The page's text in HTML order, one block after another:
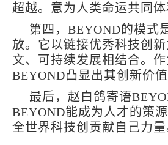
超越。意为人类命运共同体
第四，BEYOND的模式
放。它以链接优秀科技创
文、可持续发展相结合。作
BEYOND凸显出其创新价值
最后，赵白鸽寄语
BEYOND能成为人才的策
全世界科技创贡献自己力量